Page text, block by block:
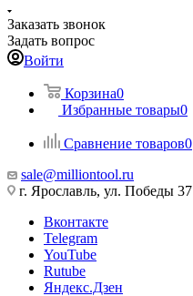
Заказать звонок
Задать вопрос
Войти
Корзина0
Избранные товары0
Сравнение товаров0
sale@milliontool.ru
г. Ярославль, ул. Победы 37
Вконтакте
Telegram
YouTube
Rutube
Яндекс.Дзен